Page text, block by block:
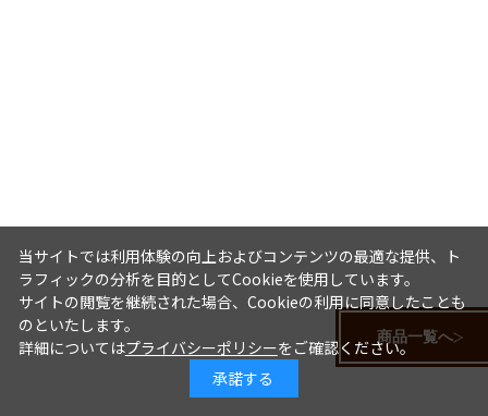
商品一覧へ
当サイトでは利用体験の向上およびコンテンツの最適な提供、ト
ラフィックの分析を目的としてCookieを使用しています。
サイトの閲覧を継続された場合、Cookieの利用に同意したことも
のといたします。
詳細についてはプライバシーポリシーをご確認ください。
承諾する